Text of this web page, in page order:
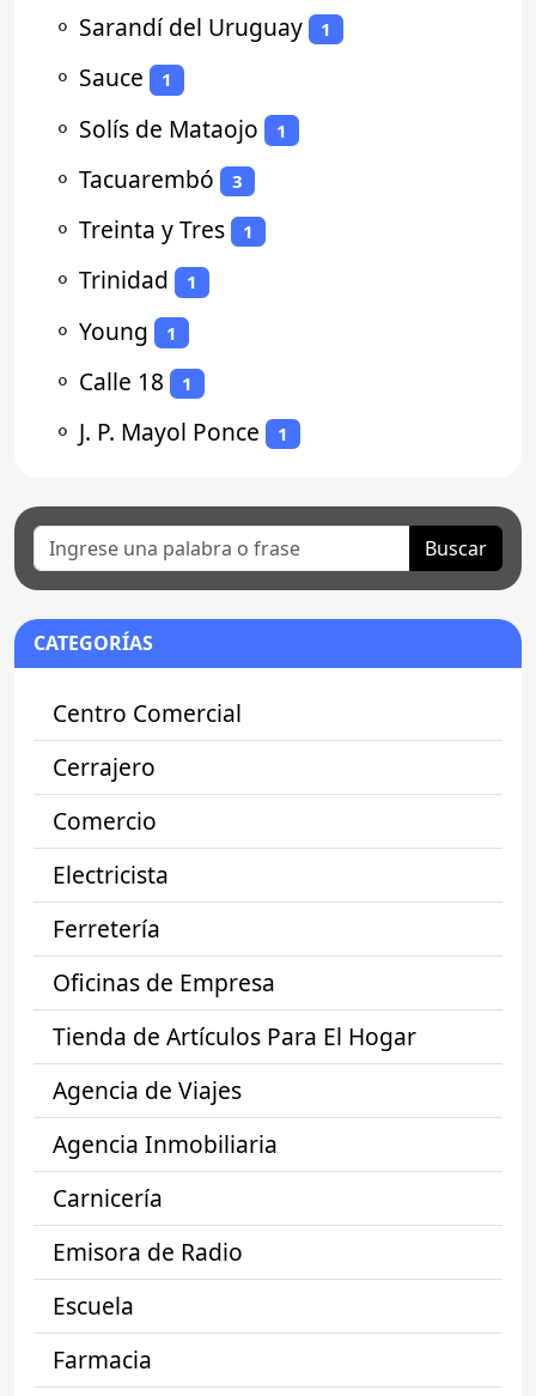
⚬ Sarandí del Uruguay 1
⚬ Sauce 1
⚬ Solís de Mataojo 1
⚬ Tacuarembó 3
⚬ Treinta y Tres 1
⚬ Trinidad 1
⚬ Young 1
⚬ Calle 18 1
⚬ J. P. Mayol Ponce 1
Buscar
CATEGORÍAS
Centro Comercial
Cerrajero
Comercio
Electricista
Ferretería
Oficinas de Empresa
Tienda de Artículos Para El Hogar
Agencia de Viajes
Agencia Inmobiliaria
Carnicería
Emisora de Radio
Escuela
Farmacia